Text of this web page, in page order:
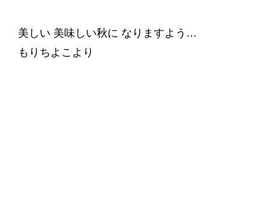
美しい 美味しい秋に なりますよう…
もりちよこより